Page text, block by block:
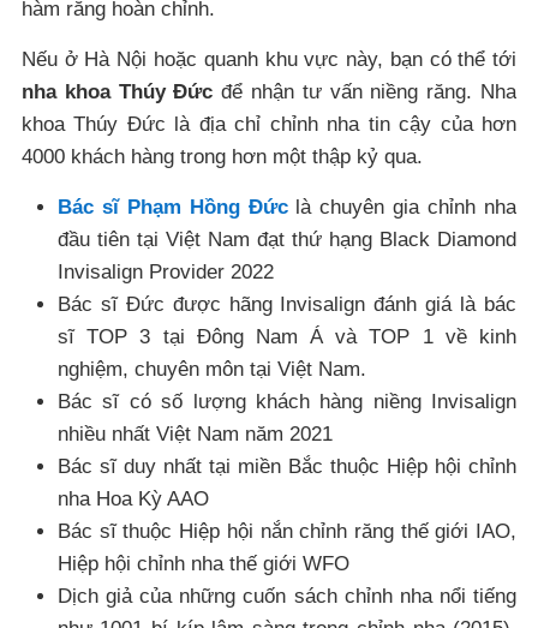
hàm răng hoàn chỉnh.
Nếu ở Hà Nội hoặc quanh khu vực này, bạn có thể tới
nha khoa Thúy Đức để nhận tư vấn niềng răng. Nha
khoa Thúy Đức là địa chỉ chỉnh nha tin cậy của hơn
4000 khách hàng trong hơn một thập kỷ qua.
Bác sĩ Phạm Hồng Đứclà chuyên gia chỉnh nha
đầu tiên tại Việt Nam đạt thứ hạng Black Diamond
Invisalign Provider 2022
Bác sĩ Đức được hãng Invisalign đánh giá là bác
sĩ TOP 3 tại Đông Nam Á và TOP 1 về kinh
nghiệm, chuyên môn tại Việt Nam.
Bác sĩ có số lượng khách hàng niềng Invisalign
nhiều nhất Việt Nam năm 2021
Bác sĩ duy nhất tại miền Bắc thuộc Hiệp hội chỉnh
nha Hoa Kỳ AAO
Bác sĩ thuộc Hiệp hội nắn chỉnh răng thế giới IAO,
Hiệp hội chỉnh nha thế giới WFO
Dịch giả của những cuốn sách chỉnh nha nổi tiếng